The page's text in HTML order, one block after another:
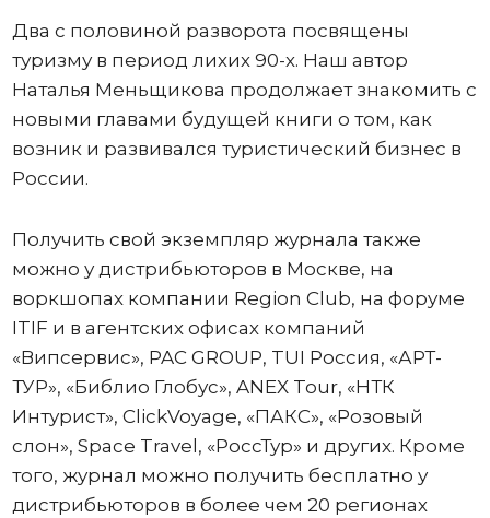
Два с половиной разворота посвящены
туризму в период лихих 90-х. Наш автор
Наталья Меньщикова продолжает знакомить с
новыми главами будущей книги о том, как
возник и развивался туристический бизнес в
России.
Получить свой экземпляр журнала также
можно у дистрибьюторов в Москве, на
воркшопах компании Region Club, на форуме
ITIF и в агентских офисах компаний
«Випсервис», PAC GROUP, TUI Россия, «АРТ-
ТУР», «Библио Глобус», ANEX Tour, «НТК
Интурист», ClickVoyage, «ПАКС», «Розовый
слон», Space Travel, «РоссТур» и других. Кроме
того, журнал можно получить бесплатно у
дистрибьюторов в более чем 20 регионах